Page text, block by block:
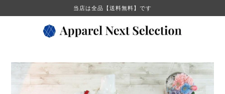
当店は全品【送料無料】です